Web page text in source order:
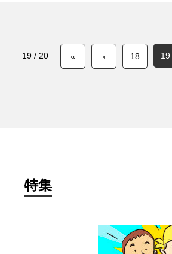
19 / 20 « ‹ 18 19
特集